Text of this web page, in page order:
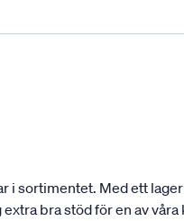
i sortimentet. Med ett
bra stöd för en av